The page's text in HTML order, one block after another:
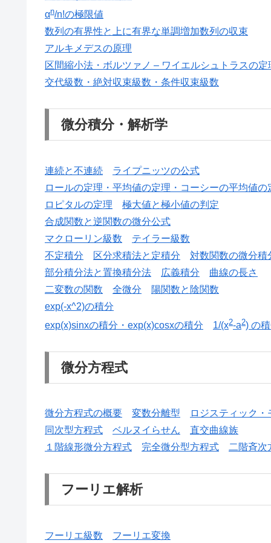
αn/n!の極限値
数列の有界性と上に有界な単調増加数列の収束
アルキメデスの原理
区間縮小法・ボルツァノ – ワイエルシュトラスの定
交代級数・絶対収束級数・条件収束級数
微分積分・解析学
連続と不連続
ライプニッツの公式
ロールの定理・平均値の定理・コーシーの平均値の
ロピタルの定理
極大値と極小値の判定
合成関数と逆関数の微分公式
マクローリン級数
テイラー級数
不定積分
区分求積法と定積分
対数関数の微分積
部分積分法と置換積分法
広義積分
曲線の長さ
二変数の関数
全微分
陽関数と陰関数
exp(-x^2)の積分
exp(x)sinxの積分・exp(x)cosxの積分
1/(x2-a2) の
微分方程式
微分方程式の概要 変数分離型
ロジスティック・
同次型方程式
ベルヌイらせん
直交曲線族
１階線形微分方程式
完全微分型方程式 二階斉次
フーリエ解析
フーリエ級数
フーリエ変換